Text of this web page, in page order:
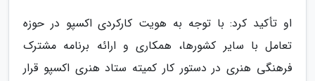
او تأکید کرد: با توجه به هویت کارکردی اکسپو در حوزه
تعامل با سایر کشورها، همکاری و ارائه برنامه مشترک
فرهنگی هنری در دستور کار کمیته ستاد هنری اکسپو قرار